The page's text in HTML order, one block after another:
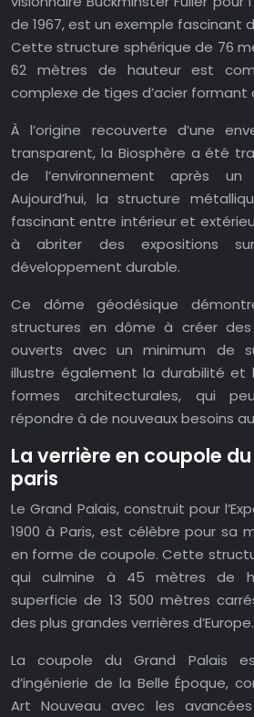
de 1967, est un exemple fascinant
Cette structure sphérique de 76
62 mètres de hauteur est
complexe de tiges d’acier formant
À l’origine recouverte d’une
transparent, la Biosphère a été
de l’environnement après un
Aujourd’hui, la structure
fascinant entre intérieur et
à abriter des expositions
développement durable.
Ce dôme géodésique
structures en dôme à créer
ouverts avec un minimum de
illustre également la durabilité et
formes architecturales, qui
répondre à de nouveaux besoins
La verrière en coupole
paris
Le Grand Palais, construit pour
1900 à Paris, est célèbre pour sa
en forme de coupole. Cette
qui culmine à 45 mètres de
superficie de 13 500 mètres
des plus grandes verrières d’Europe.
La coupole du Grand Palais
d’ingénierie de la Belle Époque,
Art Nouveau avec les